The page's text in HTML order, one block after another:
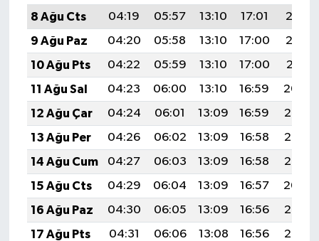
8 Ağu Cts
04:19 05:57 13:10 17:01
20:13
9 Ağu Paz
04:20 05:58 13:10 17:00
20:12
10 Ağu Pts
04:22 05:59 13:10 17:00
20:11
11 Ağu Sal
04:23 06:00 13:10 16:59
20:09
12 Ağu Çar
04:24 06:01 13:09 16:59
20:08
13 Ağu Per
04:26 06:02 13:09 16:58
20:07
14 Ağu Cum
04:27 06:03 13:09 16:58
20:06
15 Ağu Cts
04:29 06:04 13:09 16:57
20:04
16 Ağu Paz
04:30 06:05 13:09 16:56
20:03
17 Ağu Pts
04:31 06:06 13:08 16:56
20:02